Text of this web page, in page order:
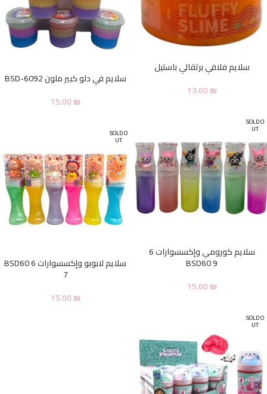
سلايم فلافي برتقالي باستيل
13.00₪
سلايم في دلو كبير ملون BSD-6092
15.00₪
SOLD O
UT
سلايم كورومي وإكسسوارات 6
BSD60 9
15.00₪
SOLD O
UT
سلايم لابوبو وإكسسوارات 6 BSD60
7
15.00₪
SOLD O
UT